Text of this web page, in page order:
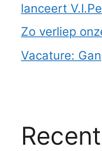
lanceert
Zo verliep
Vacature: